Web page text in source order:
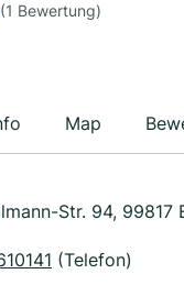
(1 Bewertung)
Map
Str. 94, 99817
(Telefon)